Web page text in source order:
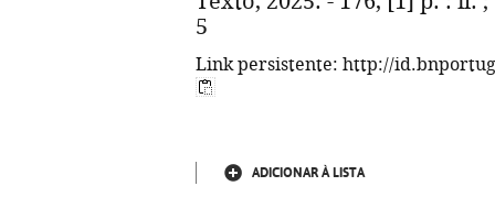
5
Link persistente: http://
ADICIONAR À LISTA